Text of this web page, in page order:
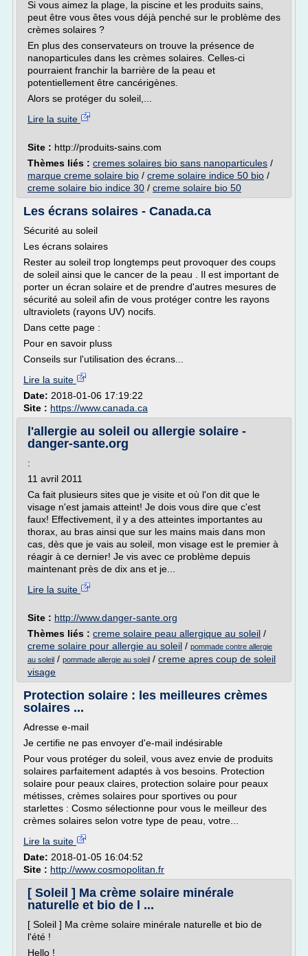
Si vous aimez la plage, la piscine et les produits sains,
peut être vous êtes vous déjà penché sur le problème des
crèmes solaires ?
En plus des conservateurs on trouve la présence de
nanoparticules dans les crèmes solaires. Celles-ci
pourraient franchir la barrière de la peau et
potentiellement être cancérigènes.
Alors se protéger du soleil,...
Lire la suite
Site : http://produits-sains.com
Thèmes liés : cremes solaires bio sans nanoparticules /
marque creme solaire bio / creme solaire indice 50 bio /
creme solaire bio indice 30 / creme solaire bio 50
Les écrans solaires - Canada.ca
Sécurité au soleil
Les écrans solaires
Rester au soleil trop longtemps peut provoquer des coups
de soleil ainsi que le cancer de la peau . Il est important de
porter un écran solaire et de prendre d'autres mesures de
sécurité au soleil afin de vous protéger contre les rayons
ultraviolets (rayons UV) nocifs.
Dans cette page :
Pour en savoir pluss
Conseils sur l'utilisation des écrans...
Lire la suite
Date: 2018-01-06 17:19:22
Site : https://www.canada.ca
l'allergie au soleil ou allergie solaire -
danger-sante.org
:
11 avril 2011
Ca fait plusieurs sites que je visite et où l'on dit que le
visage n'est jamais atteint! Je dois vous dire que c'est
faux! Effectivement, il y a des atteintes importantes au
thorax, au bras ainsi que sur les mains mais dans mon
cas, dès que je vais au soleil, mon visage est le premier à
réagir à ce dernier! Je vis avec ce problème depuis
maintenant près de dix ans et je...
Lire la suite
Site : http://www.danger-sante.org
Thèmes liés : creme solaire peau allergique au soleil /
creme solaire pour allergie au soleil / pommade contre allergie
au soleil / pommade allergie au soleil / creme apres coup de soleil
visage
Protection solaire : les meilleures crèmes
solaires ...
Adresse e-mail
Je certifie ne pas envoyer d'e-mail indésirable
Pour vous protéger du soleil, vous avez envie de produits
solaires parfaitement adaptés à vos besoins. Protection
solaire pour peaux claires, protection solaire pour peaux
métisses, crèmes solaires pour sportives ou pour
starlettes : Cosmo sélectionne pour vous le meilleur des
crèmes solaires selon votre type de peau, votre...
Lire la suite
Date: 2018-01-05 16:04:52
Site : http://www.cosmopolitan.fr
[ Soleil ] Ma crème solaire minérale
naturelle et bio de l ...
[ Soleil ] Ma crème solaire minérale naturelle et bio de
l'été !
Hello !